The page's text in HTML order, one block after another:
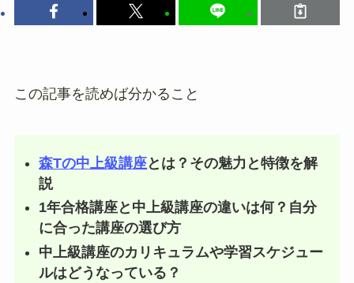
この記事を読めば分かること
森Tの中上級講座とは？その魅力と特徴を解
説
1年合格講座と中上級講座の違いは何？自分
に合った講座の選び方
中上級講座のカリキュラムや学習スケジュー
ルはどうなっている？